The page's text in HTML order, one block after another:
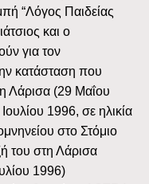
“Λόγος Παιδείας
και ο
για τον
κατάσταση που
Λάρισα (29 Μαΐου
1996, σε ηλικία
στο Στόμιο
του στη Λάρισα
1996)